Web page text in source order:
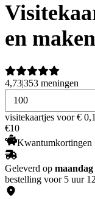
en maken
4,73|353 meningen
visitekaartjes voor €
€10
Kwantumkortingen
Geleverd op maandag
bestelling voor 5 uur